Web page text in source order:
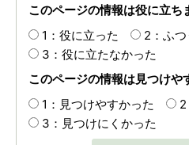
このページの情報は役に立ち
1：役に立った
2：ふつ
3：役に立たなかった
このページの情報は見つけや
1：見つけやすかった
2
3：見つけにくかった